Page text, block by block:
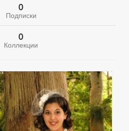
0
Подписки
0
Коллекции